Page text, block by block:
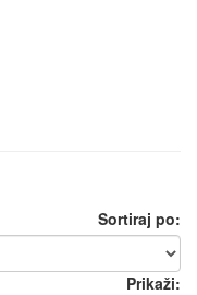
Sortiraj po:
Prikaži: